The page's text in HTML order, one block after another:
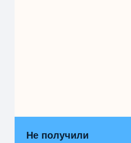
Не получили